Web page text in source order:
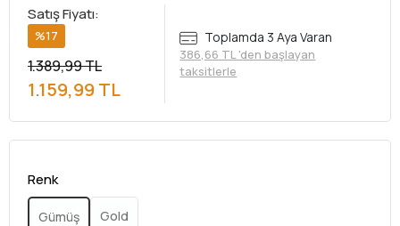
Satış Fiyatı:
%17
1.389,99 TL
1.159,99 TL
Toplamda 3 Aya Varan
386,66 TL 'den başlayan
taksitlerle
Renk
Gümüş Gold